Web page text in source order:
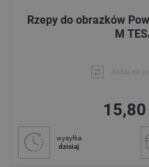
Rzepy do obrazków
M
dodaj do
15,80
wysyłka
dzisiaj